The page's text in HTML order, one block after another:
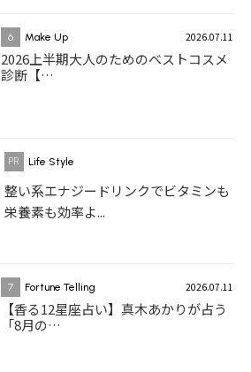
6 Make Up 2026.07.11
2026上半期大人のためのベストコスメ
診断【…
Life Style
整い系エナジードリンクでビタミンも
栄養素も効率よ...
7 Fortune Telling 2026.07.11
【香る12星座占い】真木あかりが占う
「8月の…